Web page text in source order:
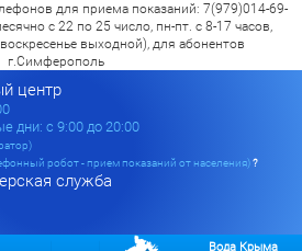
для приема показаний: 7(979)014-69-
с 22 по 25 число, пн-пт. с 8-17 часов,
выходной), для абонентов
г.Симферополь
центр
дни: с 9:00 до 20:00
робот - прием показаний от населения)?
служба
Вода Крыма